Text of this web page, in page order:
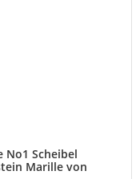
No1 Scheibel
Marille von